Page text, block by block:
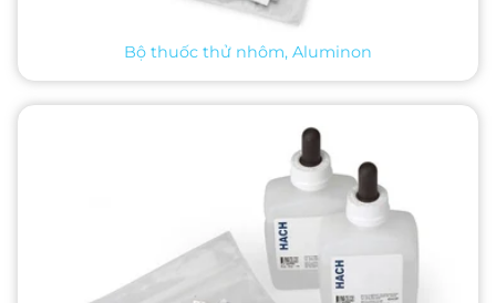
Bộ thuốc thử nhôm, Aluminon